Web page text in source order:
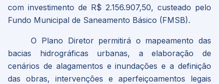
com investimento de R$ 2.156.907,50, custeado pelo
Fundo Municipal de Saneamento Básico (FMSB).
O Plano Diretor permitirá o mapeamento das
bacias hidrográficas urbanas, a elaboração de
cenários de alagamentos e inundações e a definição
das obras, intervenções e aperfeiçoamentos legais